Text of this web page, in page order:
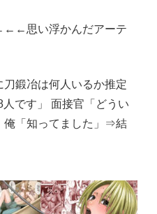
思い浮かんだアーテ
刀鍛冶は何人いるか推定
です」 面接官「どうい
俺「知ってました」⇒結